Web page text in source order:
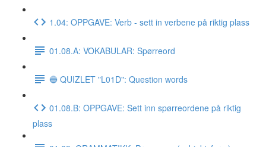
1.04: OPPGAVE: Verb - sett in verbene på riktig plass
01.08.A: VOKABULAR: Spørreord
🔵 QUIZLET "L01D": Question words
01.08.B: OPPGAVE: Sett inn spørreordene på riktig
plass